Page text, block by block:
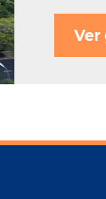
Ver